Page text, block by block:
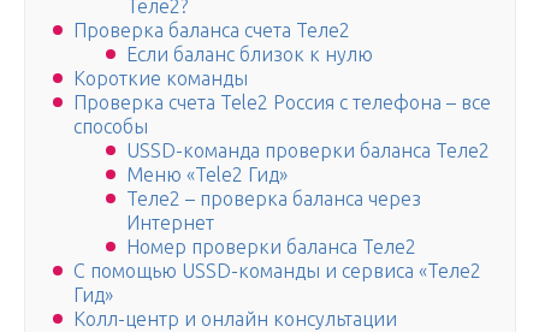
Теле2?
Проверка баланса счета Теле2
Если баланс близок к нулю
Короткие команды
Проверка счета Tele2 Россия с телефона – все
способы
USSD-команда проверки баланса Теле2
Меню «Tele2 Гид»
Теле2 – проверка баланса через
Интернет
Номер проверки баланса Теле2
С помощью USSD-команды и сервиса «Теле2
Гид»
Колл-центр и онлайн консультации